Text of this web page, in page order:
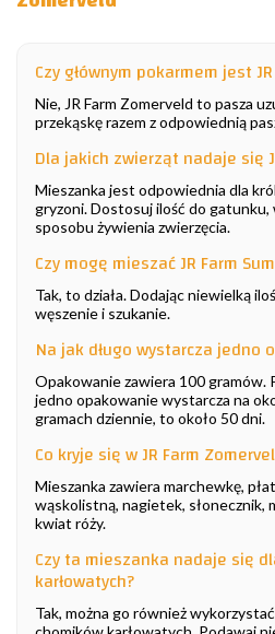
Czy głównym pokarmem jest
Nie, JR Farm Zomerveld to pasza
przekąskę razem z odpowiednią
Dla jakich zwierząt nadaje się
Mieszanka jest odpowiednia dla
gryzoni. Dostosuj ilość do gatunku,
sposobu żywienia zwierzęcia.
Czy mogę mieszać JR Farm
Tak, to działa. Dodając niewielką
węszenie i szukanie.
Na jak długo wystarcza jedno
Opakowanie zawiera 100 gramów.
jedno opakowanie wystarcza na
gramach dziennie, to około 50 dni.
Co kryje się w JR Farm
Mieszanka zawiera marchewkę,
wąskolistną, nagietek, słonecznik,
kwiat róży.
Czy ta mieszanka nadaje się
karłowatych?
Tak, można go również